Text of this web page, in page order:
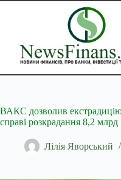
Перейти
ВАКС дозволив
справі розкрадання 8,2 млрд
Лілія Яворський